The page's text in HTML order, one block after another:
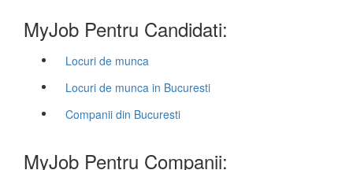
MyJob Pentru Candidati:
Locuri de munca
Locuri de munca in Bucuresti
Companii din Bucuresti
MyJob Pentru Companii: